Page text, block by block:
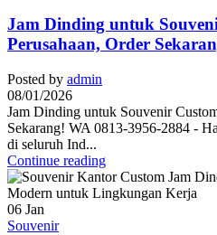
Jam Dinding untuk
Perusahaan, Order
Posted by admin
08/01/2026
Jam Dinding untuk Souvenir
Sekarang! WA 0813-3956-2884 -
di seluruh Ind...
Continue reading
06 Jan
Souvenir